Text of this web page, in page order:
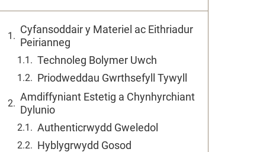
Cyfansoddair y Materiel ac Eithriadur
Peirianneg
Technoleg Bolymer Uwch
Priodweddau Gwrthsefyll Tywyll
Amdiffyniant Estetig a Chynhyrchiant
Dylunio
Authenticrwydd Gweledol
Hyblygrwydd Gosod